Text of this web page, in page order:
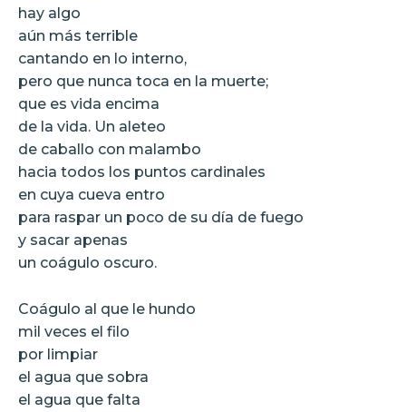
hay algo
aún más terrible
cantando en lo interno,
pero que nunca toca en la muerte;
que es vida encima
de la vida. Un aleteo
de caballo con malambo
hacia todos los puntos cardinales
en cuya cueva entro
para raspar un poco de su día de fuego
y sacar apenas
un coágulo oscuro.
Coágulo al que le hundo
mil veces el filo
por limpiar
el agua que sobra
el agua que falta